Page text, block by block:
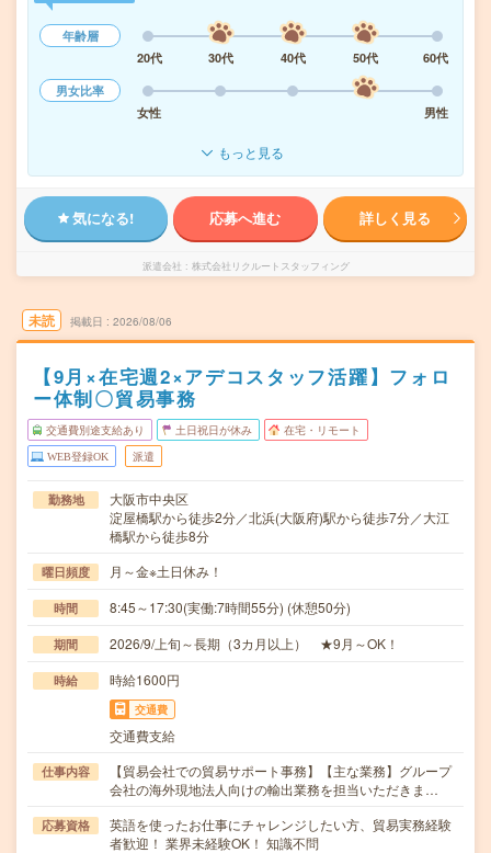
年齢層
20代
30代 40代 50代
60代
男女比率
女性
男性
もっと見る
気になる! 応募へ進む 詳しく見る
派遣会社 株式会社リクルートスタッフィング
未読 掲載日 2026/08/06
【9月×在宅週2×アデコスタッフ活躍】フォロ
ー体制〇貿易事務
交通費別途支給あり 土日祝日が休み 在宅・リモート
WEB登録OK 派遣
勤務地
大阪市中央区
淀屋橋駅から徒歩2分／北浜(大阪府)駅から徒歩7分／大江
橋駅から徒歩8分
曜日頻度 月～金※土日休み！
時間 8:45～17:30(実働:7時間55分) (休憩50分)
期間 2026/9/上旬～長期（3カ月以上） ★9月～OK！
時給 時給1600円
交通費
交通費支給
仕事内容
【貿易会社での貿易サポート事務】【主な業務】グループ
会社の海外現地法人向けの輸出業務を担当いただきま…
応募資格
英語を使ったお仕事にチャレンジしたい方、貿易実務経験
者歓迎！ 業界未経験OK！ 知識不問